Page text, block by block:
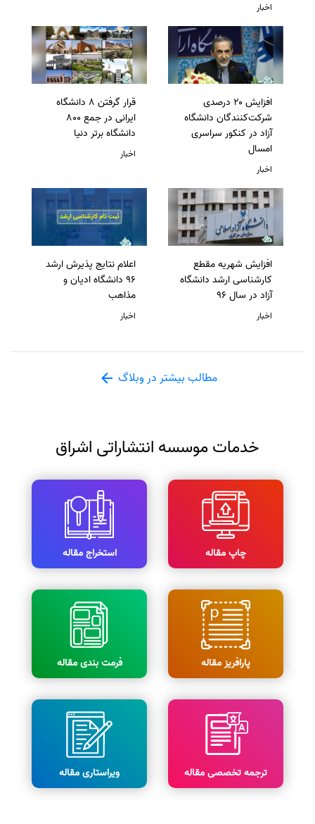
اخبار
افزایش ۲۰ درصدی
شرکت‌کنندگان دانشگاه
آزاد در کنکور سراسری
امسال
اخبار
قرار گرفتن 8 دانشگاه
ایرانی در جمع 800
دانشگاه برتر دنیا
اخبار
افزایش شهریه مقطع
کارشناسی ارشد دانشگاه
آزاد در سال 96
اخبار
اعلام نتایج پذیرش ارشد
96 دانشگاه ادیان و
مذاهب
اخبار
مطالب بیشتر در وبلاگ
خدمات موسسه انتشاراتی اشراق
چاپ مقاله استخراج مقاله
پارافریز مقاله فرمت بندی مقاله
ترجمه تخصصی مقاله ویراستاری مقاله